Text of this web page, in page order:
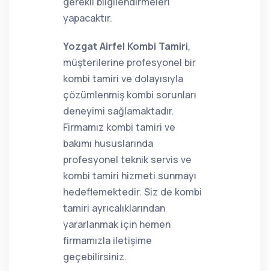
yapacaktır.
Yozgat Airfel Kombi Tamiri,
müşterilerine profesyonel bir
kombi tamiri ve dolayısıyla
çözümlenmiş kombi sorunları
deneyimi sağlamaktadır.
Firmamız kombi tamiri ve
bakımı hususlarında
profesyonel teknik servis ve
kombi tamiri hizmeti sunmayı
hedeflemektedir. Siz de kombi
tamiri ayrıcalıklarından
yararlanmak için hemen
firmamızla iletişime
geçebilirsiniz.